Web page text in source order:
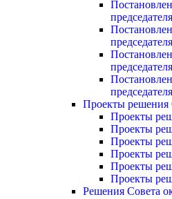
Проекты решения
Проекты
Проекты
Проекты
Проекты
Проекты
Проекты
Решения Совета